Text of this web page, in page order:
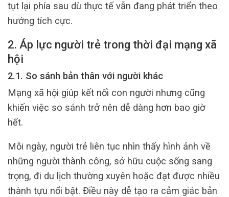
tụt lại phía sau dù thực tế vẫn đang phát triển theo
hướng tích cực.
2. Áp lực người trẻ trong thời đại mạng xã
hội
2.1. So sánh bản thân với người khác
Mạng xã hội giúp kết nối con người nhưng cũng
khiến việc so sánh trở nên dễ dàng hơn bao giờ
hết.
Mỗi ngày, người trẻ liên tục nhìn thấy hình ảnh về
những người thành công, sở hữu cuộc sống sang
trọng, đi du lịch thường xuyên hoặc đạt được nhiều
thành tựu nổi bật. Điều này dễ tạo ra cảm giác bản